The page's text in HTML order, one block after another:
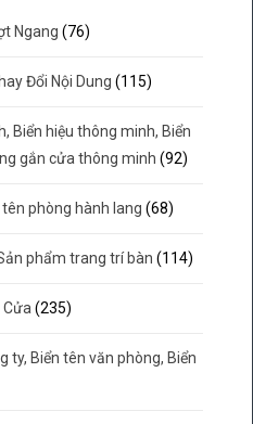
Ngang (76)
Đổi Nội Dung (115)
Biển hiệu thông minh, Biển
gắn cửa thông minh (92)
tên phòng hành lang (68)
phẩm trang trí bàn (114)
Cửa (235)
ty, Biển tên văn phòng, Biển